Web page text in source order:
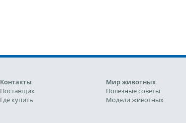
Контакты
Поставщик
Где купить
Мир животных
Полезные советы
Модели животных